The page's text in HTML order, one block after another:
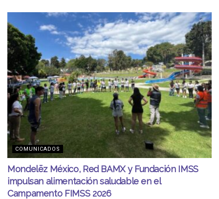
COMUNICADOS
Mondelēz México, Red BAMX y Fundación IMSS
impulsan alimentación saludable en el
Campamento FIMSS 2026